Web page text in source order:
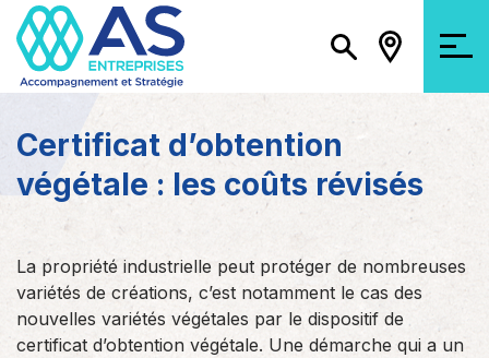
Certificat d’obtention
végétale : les coûts révisés
La propriété industrielle peut protéger de nombreuses
variétés de créations, c’est notamment le cas des
nouvelles variétés végétales par le dispositif de
certificat d’obtention végétale. Une démarche qui a un